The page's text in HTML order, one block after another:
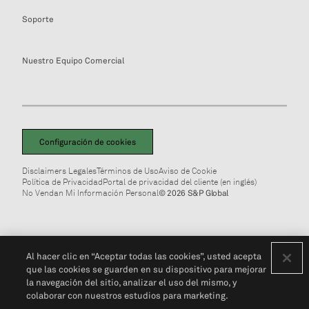
Soporte
Nuestro Equipo Comercial
Configuración de cookies
Disclaimers LegalesTérminos de UsoAviso de Cookie
Política de PrivacidadPortal de privacidad del cliente (en inglés)
No Vendan Mi Información Personal© 2026 S&P Global
Al hacer clic en “Aceptar todas las cookies”, usted acepta
que las cookies se guarden en su dispositivo para mejorar
la navegación del sitio, analizar el uso del mismo, y
colaborar con nuestros estudios para marketing.